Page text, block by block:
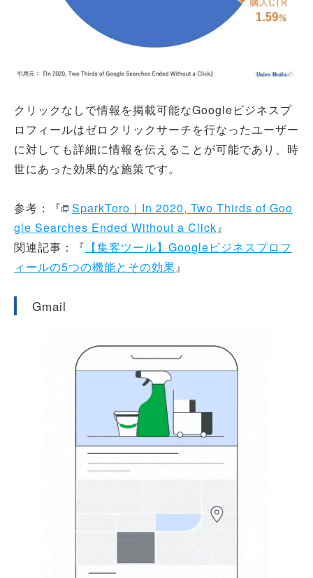
クリックなしで情報を掲載可能なGoogleビジネスプ
ロフィールはゼロクリックサーチを行なったユーザー
に対しても詳細に情報を伝えることが可能であり、時
世にあった効果的な施策です。
参考：『
SparkToro｜In 2020, Two Thirds of Goo
gle Searches Ended Without a Click』
関連記事：『 【集客ツール】Googleビジネスプロフ
ィールの5つの機能とその効果』
Gmail